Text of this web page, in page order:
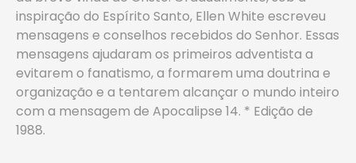
inspiração do Espírito Santo, Ellen White escreveu
mensagens e conselhos recebidos do Senhor. Essas
mensagens ajudaram os primeiros adventista a
evitarem o fanatismo, a formarem uma doutrina e
organização e a tentarem alcançar o mundo inteiro
com a mensagem de Apocalipse 14. * Edição de
1988.